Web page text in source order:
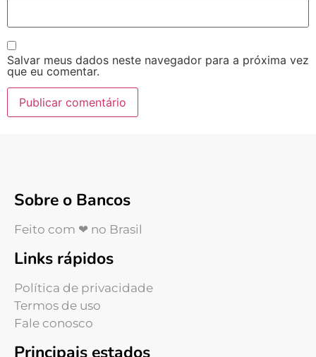
Salvar meus dados neste navegador para a próxima vez
que eu comentar.
Sobre o Bancos
Feito com ❤ no Brasil
Links rápidos
Política de privacidade
Termos de uso
Fale conosco
Principais estados